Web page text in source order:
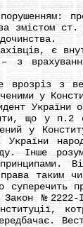
змістом
є
з
з
у
України
що у п.2
у
України
Інше
таким
№2222-